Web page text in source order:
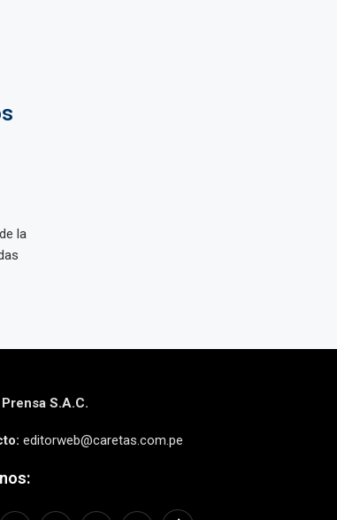
la
S.A.C.
editorweb@caretas.com.pe